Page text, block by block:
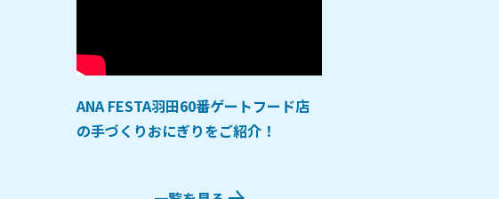
ANA FESTA羽田60番ゲートフード店
の手づくりおにぎりをご紹介！